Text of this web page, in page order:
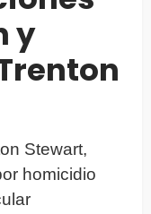
y
Stewart,
homicidio